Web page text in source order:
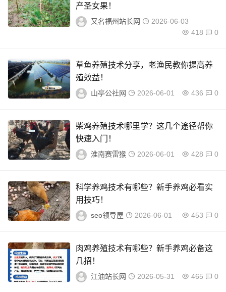
产圣女果！
又名福州站长网
2026-06-03
418
0
草鱼养殖技术分享，老渔民教你提高养
殖效益！
山亭公社网 2026-06-01 436 0
柴鸡养殖技术哪里学？这几个途径帮你
快速入门！
淮南赛雷猴 2026-06-01 428 0
科学养鸡技术有哪些？新手养鸡必看实
用技巧！
seo领导屋 2026-06-01 453 0
肉鸡养殖技术有哪些？新手养鸡必备这
几招！
江油站长网 2026-05-31 465 0